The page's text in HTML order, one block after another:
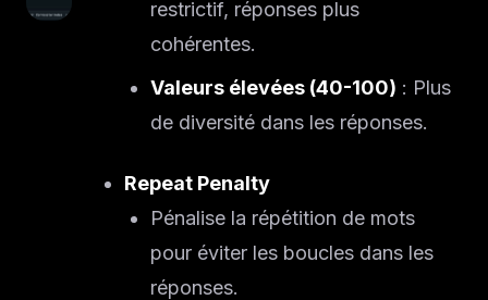
restrictif, réponses plus
cohérentes.
Valeurs élevées (40-100) : Plus
de diversité dans les réponses.
Repeat Penalty
Pénalise la répétition de mots
pour éviter les boucles dans les
réponses.